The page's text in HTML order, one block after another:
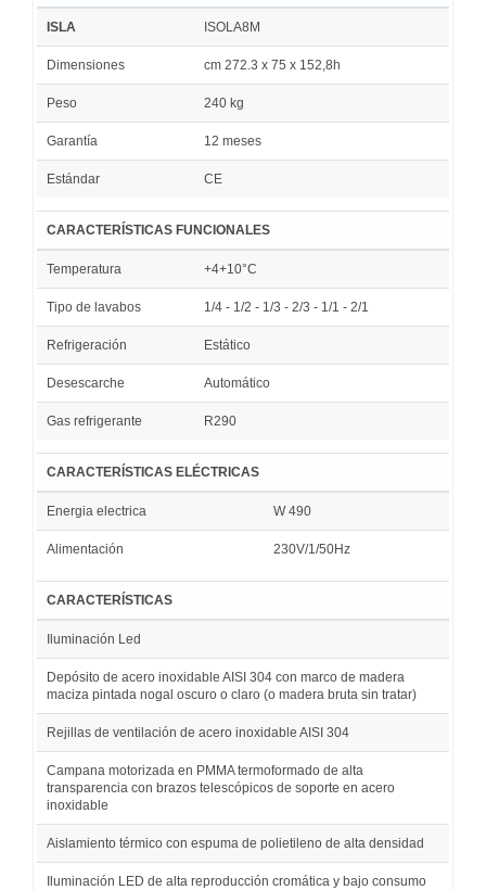
ISLA ISOLA8M
Dimensiones cm 272.3 x 75 x 152,8h
Peso 240 kg
Garantía 12 meses
Estándar CE
CARACTERÍSTICAS FUNCIONALES
Temperatura +4+10°C
Tipo de lavabos 1/4 - 1/2 - 1/3 - 2/3 - 1/1 - 2/1
Refrigeración Estático
Desescarche Automático
Gas refrigerante R290
CARACTERÍSTICAS ELÉCTRICAS
Energia electrica W 490
Alimentación 230V/1/50Hz
CARACTERÍSTICAS
Iluminación Led
Depósito de acero inoxidable AISI 304 con marco de madera
maciza pintada nogal oscuro o claro (o madera bruta sin tratar)
Rejillas de ventilación de acero inoxidable AISI 304
Campana motorizada en PMMA termoformado de alta
transparencia con brazos telescópicos de soporte en acero
inoxidable
Aislamiento térmico con espuma de polietileno de alta densidad
Iluminación LED de alta reproducción cromática y bajo consumo